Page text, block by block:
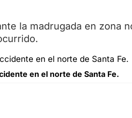
la madrugada en zona
en el norte de Santa Fe.